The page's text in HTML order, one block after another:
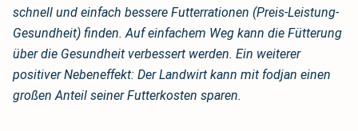
schnell und einfach bessere Futterrationen (Preis-Leistung-
Gesundheit) finden. Auf einfachem Weg kann die Fütterung
über die Gesundheit verbessert werden. Ein weiterer
positiver Nebeneffekt: Der Landwirt kann mit fodjan einen
großen Anteil seiner Futterkosten sparen.